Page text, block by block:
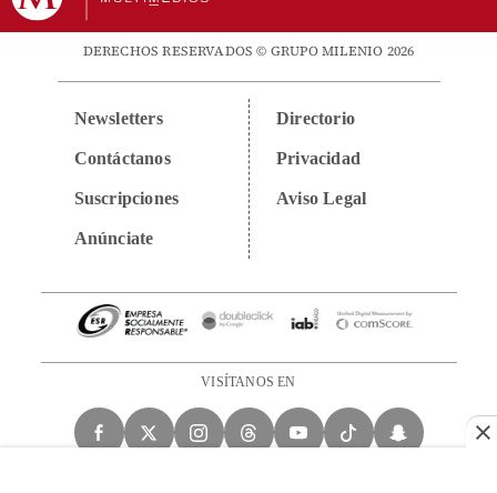
DERECHOS RESERVADOS © GRUPO MILENIO 2026
Newsletters
Contáctanos
Suscripciones
Anúnciate
Directorio
Privacidad
Aviso Legal
VISÍTANOS EN